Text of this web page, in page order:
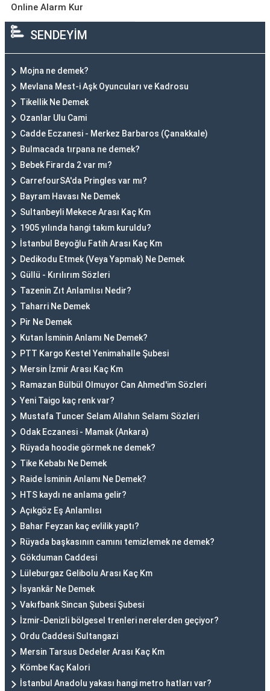
Online Alarm Kur
SENDEYİM
Mojna ne demek?
Mevlana Mest-i Aşk Oyuncuları ve Kadrosu
Tikellik Ne Demek
Ozanlar Ulu Cami
Cadde Eczanesi - Merkez Barbaros (Çanakkale)
Bulmacada tırpana ne demek?
Bebek Firarda 2 var mı?
CarrefourSA'da Pringles var mı?
Bayram Havası Ne Demek
Sultanbeyli Mekece Arası Kaç Km
1905 yılında hangi takım kuruldu?
İstanbul Beyoğlu Fatih Arası Kaç Km
Dedikodu Etmek (Veya Yapmak) Ne Demek
Güllü - Kırılırım Sözleri
Tazenin Zıt Anlamlısı Nedir?
Taharri Ne Demek
Pir Ne Demek
Kutan İsminin Anlamı Ne Demek?
PTT Kargo Kestel Yenimahalle Şubesi
Mersin İzmir Arası Kaç Km
Ramazan Bülbül Olmuyor Can Ahmed'im Sözleri
Yeni Taigo kaç renk var?
Mustafa Tuncer Selam Allahın Selamı Sözleri
Odak Eczanesi - Mamak (Ankara)
Rüyada hoodie görmek ne demek?
Tike Kebabı Ne Demek
Raide İsminin Anlamı Ne Demek?
HTS kaydı ne anlama gelir?
Açıkgöz Eş Anlamlısı
Bahar Feyzan kaç evlilik yaptı?
Rüyada başkasının camını temizlemek ne demek?
Gökduman Caddesi
Lüleburgaz Gelibolu Arası Kaç Km
İsyankâr Ne Demek
Vakıfbank Sincan Şubesi Şubesi
İzmir-Denizli bölgesel trenleri nerelerden geçiyor?
Ordu Caddesi Sultangazi
Mersin Tarsus Dedeler Arası Kaç Km
Kömbe Kaç Kalori
İstanbul Anadolu yakası hangi metro hatları var?